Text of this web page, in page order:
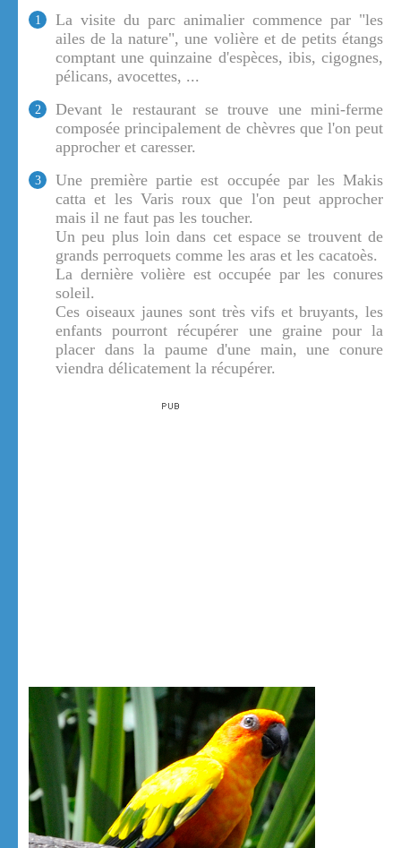
1
La visite du parc animalier commence par "les
ailes de la nature", une volière et de petits étangs
comptant une quinzaine d'espèces, ibis, cigognes,
pélicans, avocettes, ...
2
Devant le restaurant se trouve une mini-ferme
composée principalement de chèvres que l'on peut
approcher et caresser.
3
Une première partie est occupée par les Makis
catta et les Varis roux que l'on peut approcher
mais il ne faut pas les toucher.
Un peu plus loin dans cet espace se trouvent de
grands perroquets comme les aras et les cacatoès.
La dernière volière est occupée par les conures
soleil.
Ces oiseaux jaunes sont très vifs et bruyants, les
enfants pourront récupérer une graine pour la
placer dans la paume d'une main, une conure
viendra délicatement la récupérer.